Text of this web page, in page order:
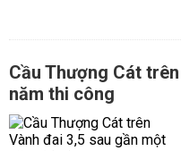
Đọc văn khấn phải đọc
quân báo những việc tốt
Không cúng sau 12 giờ
Không đặt mâm lễ cúng ở
Cầu Thượng Cát
năm thi công